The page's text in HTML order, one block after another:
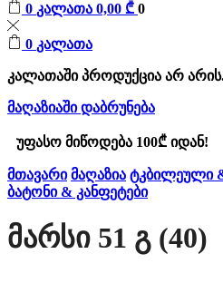
0 კალათა 0,00 ₾ 0
0 კალათა
კალათაში პროდუქცია არ
მაღაზიაში დაბრუნება
უფასო მიწოდება 100₾ იდან!
მთავარი მაღაზია ტკბილეული
ბატონი & კანფეტები
Მარსი 51 Გ (40)